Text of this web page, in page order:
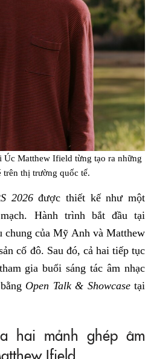
Úc Matthew Ifield từng tạo ra những
trên thị trường quốc tế.
2026được thiết kế như một
Hành trình bắt đầu tại
chung của Mỹ Anh và Matthew
cố đô. Sau đó, cả hai tiếp tục
gia buổi sáng tác âm nhạc
Open Talk & Showcasetại
hai mảnh ghép âm
Ifield